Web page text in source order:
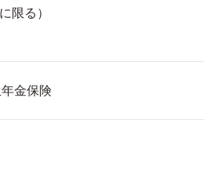
限る）
金保険